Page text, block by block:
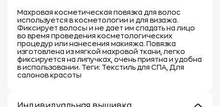
Махровая косметическая повязка для волос
используется в косметологии и для визажа.
Фиксирует волосы и не дает им спадать на лицо
во время проведения косметологических
процедур или нанесения макияжа. Повязка
изготовлена из мягкой махровой ткани, легко
фиксируется на липучках, очень приятна и удобна
в использовании. Теги: Текстиль для СПА, Для
салонов красоты